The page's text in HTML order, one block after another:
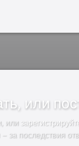
или
или
за последствия